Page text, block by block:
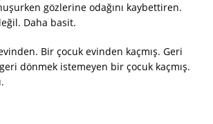
gözlerine odağını kaybettiren.
Daha basit.
Bir çocuk evinden kaçmış. Geri
dönmek istemeyen bir çocuk kaçmış.